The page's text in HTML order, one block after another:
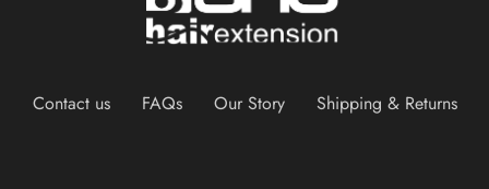
Contact us FAQs Our Story Shipping & Returns